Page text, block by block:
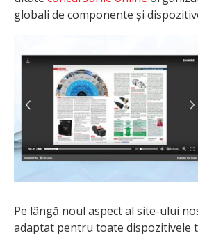
globali de componente și
Pe lângă noul aspect al site-ului
adaptat pentru toate dispozitivele